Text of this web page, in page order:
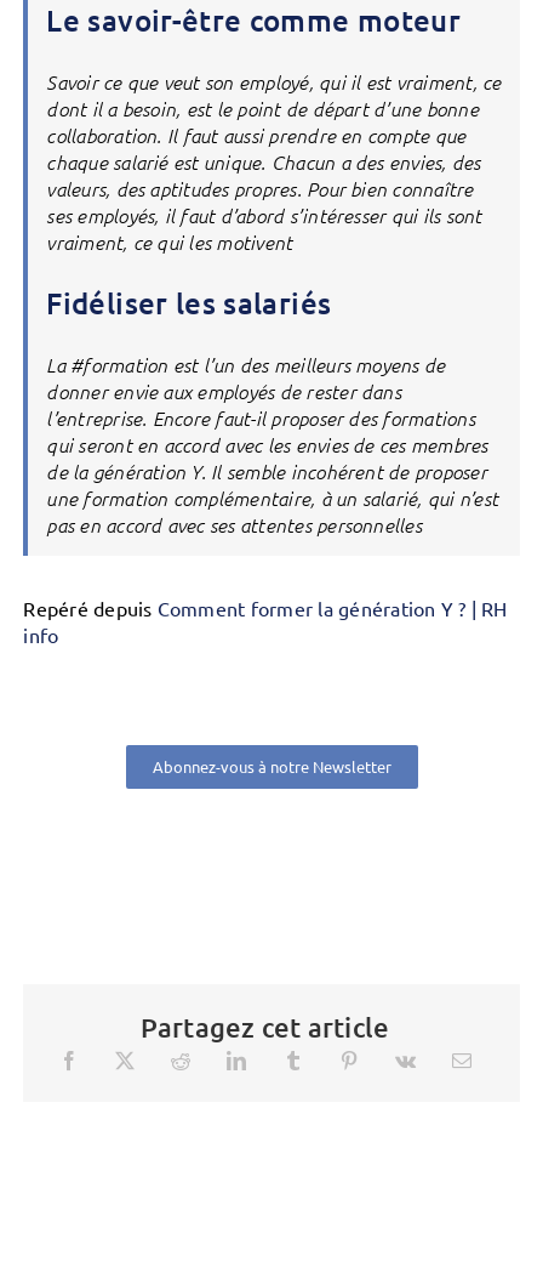
Le savoir-être comme moteur
Savoir ce que veut son employé, qui il est vraiment, ce
dont il a besoin, est le point de départ d’une bonne
collaboration. Il faut aussi prendre en compte que
chaque salarié est unique. Chacun a des envies, des
valeurs, des aptitudes propres. Pour bien connaître
ses employés, il faut d’abord s’intéresser qui ils sont
vraiment, ce qui les motivent
Fidéliser les salariés
La #formation est l’un des meilleurs moyens de
donner envie aux employés de rester dans
l’entreprise. Encore faut-il proposer des formations
qui seront en accord avec les envies de ces membres
de la génération Y. Il semble incohérent de proposer
une formation complémentaire, à un salarié, qui n’est
pas en accord avec ses attentes personnelles
Repéré depuis Comment former la génération Y ? | RH
info
Abonnez-vous à notre Newsletter
Partagez cet article